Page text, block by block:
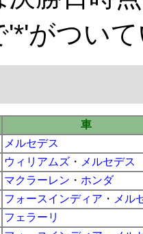
'*'がつい
車
メルセデス
ウィリアムズ ・ メルセデス
マクラーレン ・ ホンダ
フォースインディア ・ メル
フェラーリ